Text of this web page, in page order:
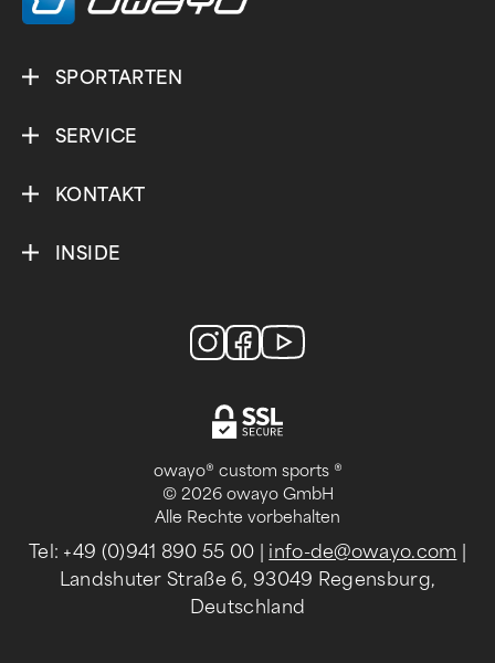
SPORTARTEN
SERVICE
KONTAKT
INSIDE
owayo® custom sports ®
© 2026 owayo GmbH
Alle Rechte vorbehalten
Tel: +49 (0)941 890 55 00 info-de@owayo.com
Landshuter Straße 6, 93049 Regensburg,
Deutschland